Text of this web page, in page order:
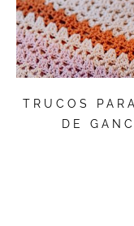
TRUCOS
DE